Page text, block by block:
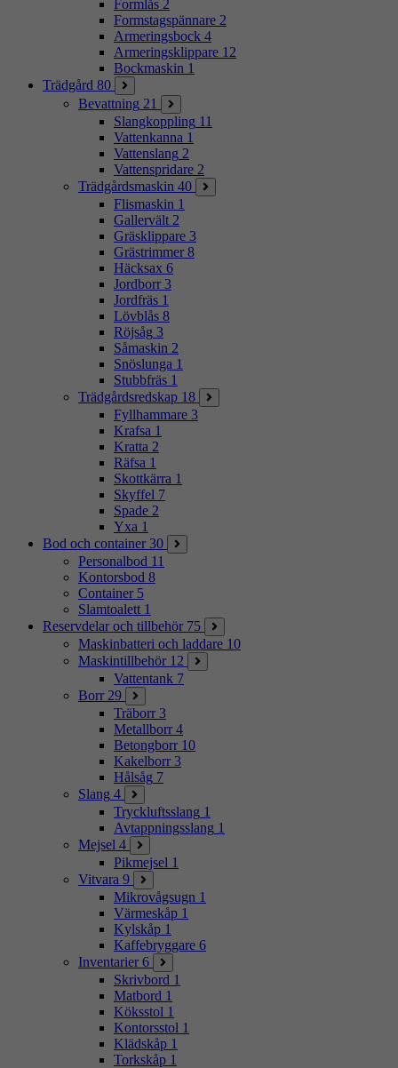
Formlås 2
Formstagspännare 2
Armeringsbock 4
Armeringsklippare 12
Bockmaskin 1
Trädgård 80
Bevattning 21
Slangkoppling 11
Vattenkanna 1
Vattenslang 2
Vattenspridare 2
Trädgårdsmaskin 40
Flismaskin 1
Gallervält 2
Gräsklippare 3
Grästrimmer 8
Häcksax 6
Jordborr 3
Jordfräs 1
Lövblås 8
Röjsåg 3
Såmaskin 2
Snöslunga 1
Stubbfräs 1
Trädgårdsredskap 18
Fyllhammare 3
Krafsa 1
Kratta 2
Räfsa 1
Skottkärra 1
Skyffel 7
Spade 2
Yxa 1
Bod och container 30
Personalbod 11
Kontorsbod 8
Container 5
Slamtoalett 1
Reservdelar och tillbehör 75
Maskinbatteri och laddare 10
Maskintillbehör 12
Vattentank 7
Borr 29
Träborr 3
Metallborr 4
Betongborr 10
Kakelborr 3
Hålsåg 7
Slang 4
Tryckluftsslang 1
Avtappningsslang 1
Mejsel 4
Pikmejsel 1
Vitvara 9
Mikrovågsugn 1
Värmeskåp 1
Kylskåp 1
Kaffebryggare 6
Inventarier 6
Skrivbord 1
Matbord 1
Köksstol 1
Kontorsstol 1
Klädskåp 1
Torkskåp 1